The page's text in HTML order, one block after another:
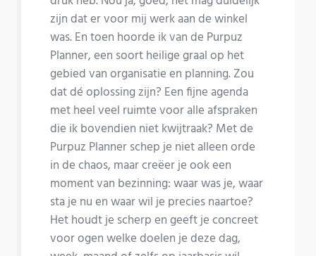
zijn dat er voor mij werk aan de winkel
was. En toen hoorde ik van de Purpuz
Planner, een soort heilige graal op het
gebied van organisatie en planning. Zou
dat dé oplossing zijn? Een fijne agenda
met heel veel ruimte voor alle afspraken
die ik bovendien niet kwijtraak? Met de
Purpuz Planner schep je niet alleen orde
in de chaos, maar creëer je ook een
moment van bezinning: waar was je, waar
sta je nu en waar wil je precies naartoe?
Het houdt je scherp en geeft je concreet
voor ogen welke doelen je deze dag,